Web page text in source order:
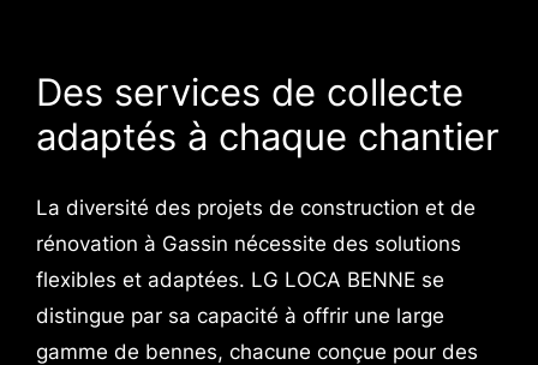
Des services de collecte
adaptés à chaque chantier
La diversité des projets de construction et de
rénovation à Gassin nécessite des solutions
flexibles et adaptées. LG LOCA BENNE se
distingue par sa capacité à offrir une large
gamme de bennes, chacune conçue pour des